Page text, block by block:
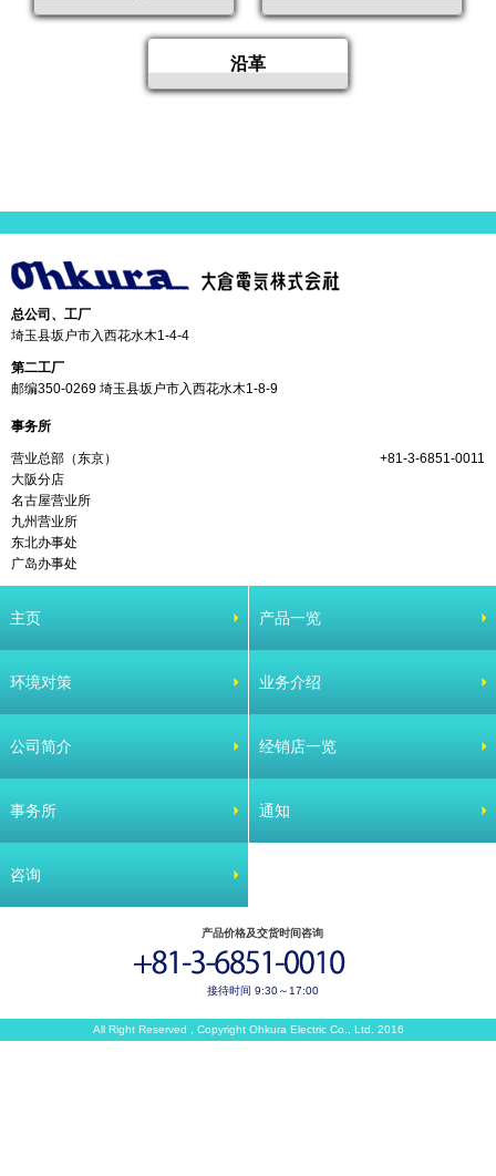
沿革
总公司、工厂
埼玉县坂户市入西花水木1-4-4
第二工厂
邮编350-0269 埼玉县坂户市入西花水木1-8-9
事务所
营业总部（东京）
+81-3-6851-0011
大阪分店
名古屋营业所
九州营业所
东北办事处
广岛办事处
主页 产品一览
环境对策 业务介绍
公司简介 经销店一览
事务所 通知
咨询
产品价格及交货时间咨询
接待时间 9:30～17:00
All Right Reserved , Copyright Ohkura Electric Co., Ltd. 2016